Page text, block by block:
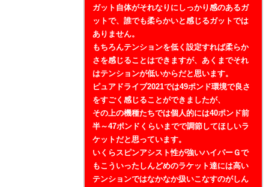
ガット自体がそれなりにしっかり感のあるガ
ットで、誰でも柔らかいと感じるガットでは
ありません。
もちろんテンションを低く設定すれば柔らか
さを感じることはできますが、あくまでそれ
はテンションが低いからだと思います。
ピュアドライブ2021では49ポンド環境で良さ
をすごく感じることができましたが、
その上の機種たちでは個人的には40ポンド前
半～47ポンドくらいまでで調節してほしいラ
ケットだと思っています。
いくらスピンアシスト性が強いハイパーＧで
もこういったしんどめのラケット達には高い
テンションではなかなか扱いこなすのがしん